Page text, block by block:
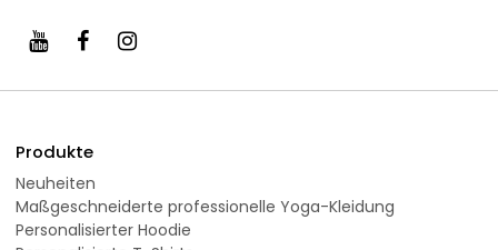
Produkte
Neuheiten
Maßgeschneiderte professionelle Yoga-Kleidung
Personalisierter Hoodie